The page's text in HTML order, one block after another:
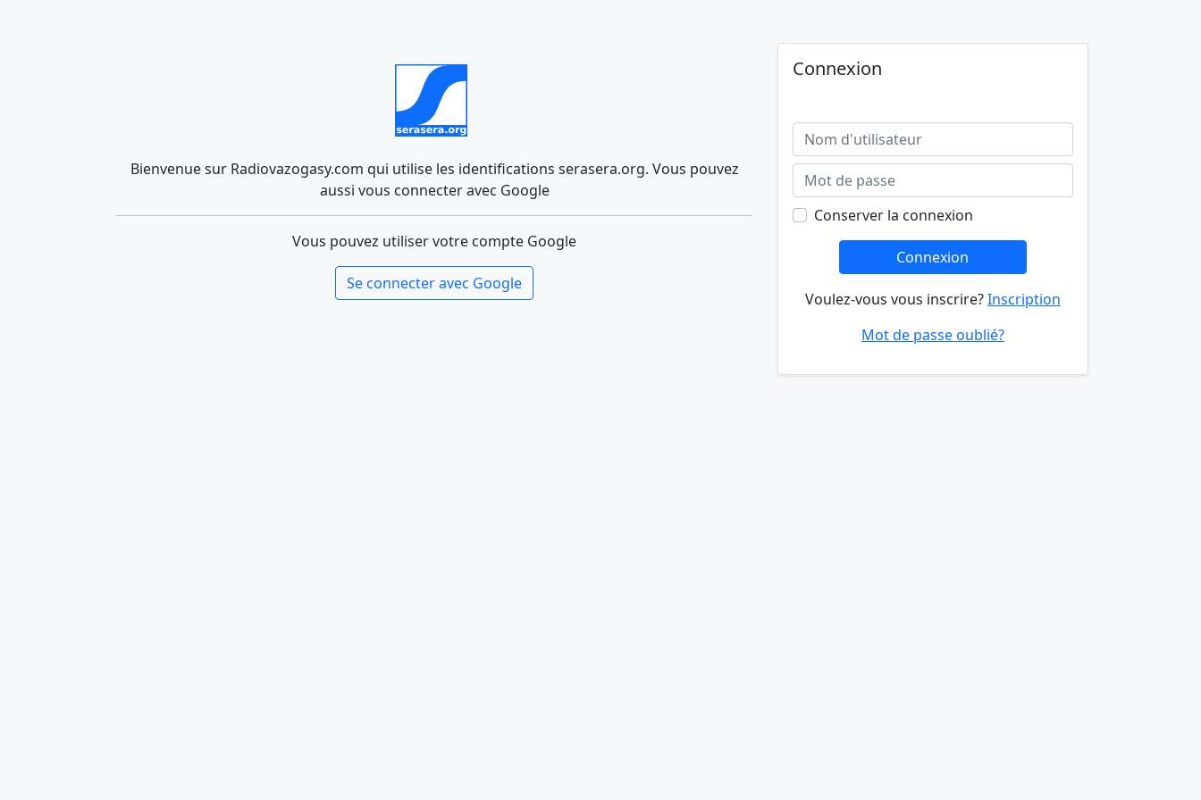
Bienvenue sur Radiovazogasy.com qui utilise les identifications serasera.org. Vous pouvez
aussi vous connecter avec Google
Vous pouvez utiliser votre compte Google
Se connecter avec Google
Connexion
Conserver la connexion
Connexion
Voulez-vous vous inscrire?Inscription
Mot de passe oublié?